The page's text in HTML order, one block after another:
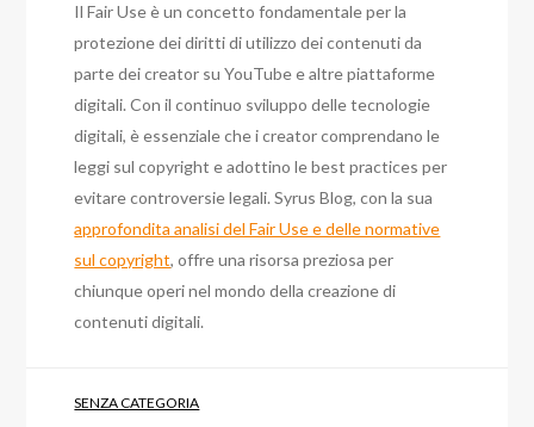
Il Fair Use è un concetto fondamentale per la
protezione dei diritti di utilizzo dei contenuti da
parte dei creator su YouTube e altre piattaforme
digitali. Con il continuo sviluppo delle tecnologie
digitali, è essenziale che i creator comprendano le
leggi sul copyright e adottino le best practices per
evitare controversie legali. Syrus Blog, con la sua
approfondita analisi del Fair Use e delle normative
sul copyright, offre una risorsa preziosa per
chiunque operi nel mondo della creazione di
contenuti digitali.
SENZA CATEGORIA